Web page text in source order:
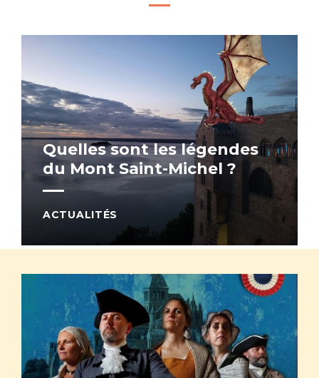
Quelles sont les légendes
du Mont Saint-Michel ?
ACTUALITÉS